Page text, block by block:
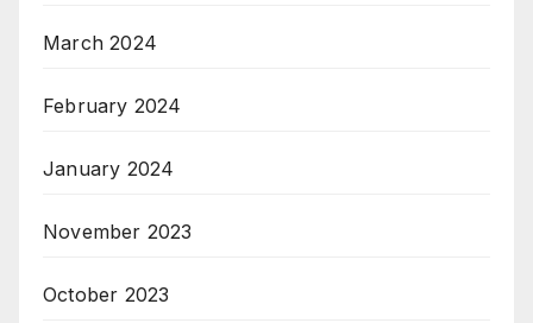
March 2024
February 2024
January 2024
November 2023
October 2023